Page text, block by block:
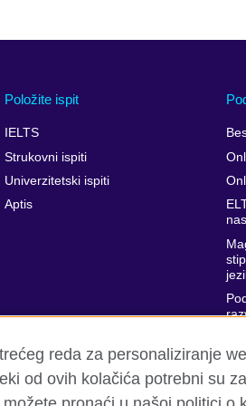
Položite ispit
IELTS
Strukovni ispiti
Univerzitetski ispiti
Aptis
reda za personaliziranje
od ovih kolačića potrebni su